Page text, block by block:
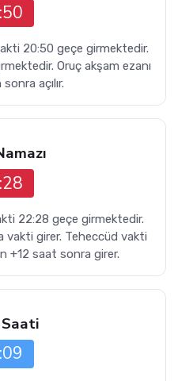
20:50 geçe girmektedir.
Oruç akşam ezanı
açılır.
22:28 geçe girmektedir.
vakti girer. Teheccüd vakti
+12 saat sonra girer.
Saati